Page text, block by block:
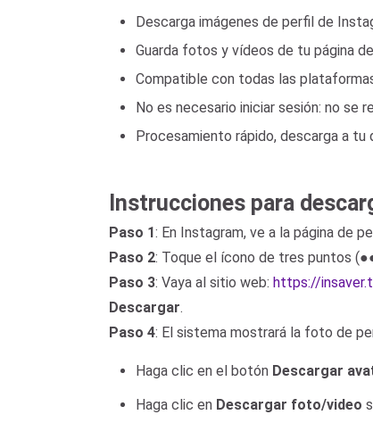
Descarga imágenes de perfil de
Guarda fotos y vídeos de tu página
Compatible con todas las
No es necesario iniciar sesión: no se
Procesamiento rápido, descarga a tu
Instrucciones para
Paso 1: En Instagram, ve a la página de
Paso 2: Toque el ícono de tres puntos
Paso 3: Vaya al sitio web: https://
Descargar.
Paso 4: El sistema mostrará la foto de
Haga clic en el botón Descargar
Haga clic en Descargar foto/video